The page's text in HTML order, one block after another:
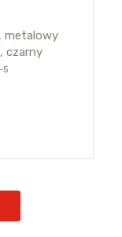
metalowy
czarny
5